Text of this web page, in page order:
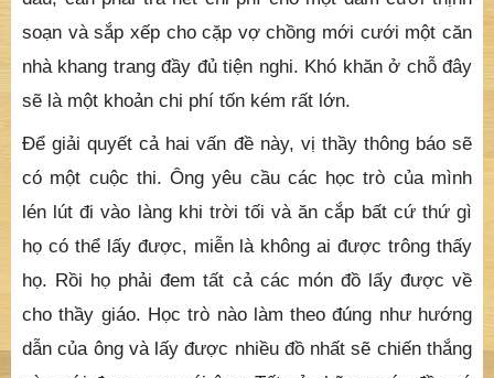
soạn và sắp xếp cho cặp vợ chồng mới cưới một căn
nhà khang trang đầy đủ tiện nghi. Khó khăn ở chỗ đây
sẽ là một khoản chi phí tốn kém rất lớn.
Để giải quyết cả hai vấn đề này, vị thầy thông báo sẽ
có một cuộc thi. Ông yêu cầu các học trò của mình
lén lút đi vào làng khi trời tối và ăn cắp bất cứ thứ gì
họ có thể lấy được, miễn là không ai được trông thấy
họ. Rồi họ phải đem tất cả các món đồ lấy được về
cho thầy giáo. Học trò nào làm theo đúng như hướng
dẫn của ông và lấy được nhiều đồ nhất sẽ chiến thắng